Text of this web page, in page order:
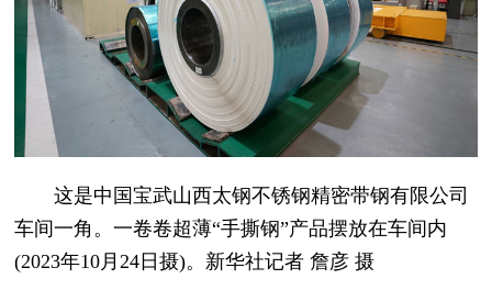
这是中国宝武山西太钢不锈钢精密带钢有限公司
车间一角。一卷卷超薄“手撕钢”产品摆放在车间内
(2023年10月24日摄)。新华社记者 詹彦 摄